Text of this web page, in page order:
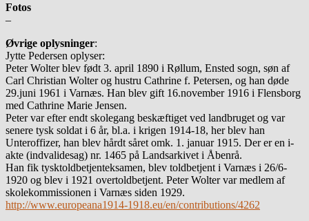
Fotos
–
Øvrige oplysninger:
Jytte Pedersen oplyser:
Peter Wolter blev født 3. april 1890 i Røllum, Ensted sogn, søn af
Carl Christian Wolter og hustru Cathrine f. Petersen, og han døde
29.juni 1961 i Varnæs. Han blev gift 16.november 1916 i Flensborg
med Cathrine Marie Jensen.
Peter var efter endt skolegang beskæftiget ved landbruget og var
senere tysk soldat i 6 år, bl.a. i krigen 1914-18, her blev han
Unteroffizer, han blev hårdt såret omk. 1. januar 1915. Der er en i-
akte (indvalidesag) nr. 1465 på Landsarkivet i Åbenrå.
Han fik tysktoldbetjenteksamen, blev toldbetjent i Varnæs i 26/6-
1920 og blev i 1921 overtoldbetjent. Peter Wolter var medlem af
skolekommissionen i Varnæs siden 1929.
http://www.europeana1914-1918.eu/en/contributions/4262